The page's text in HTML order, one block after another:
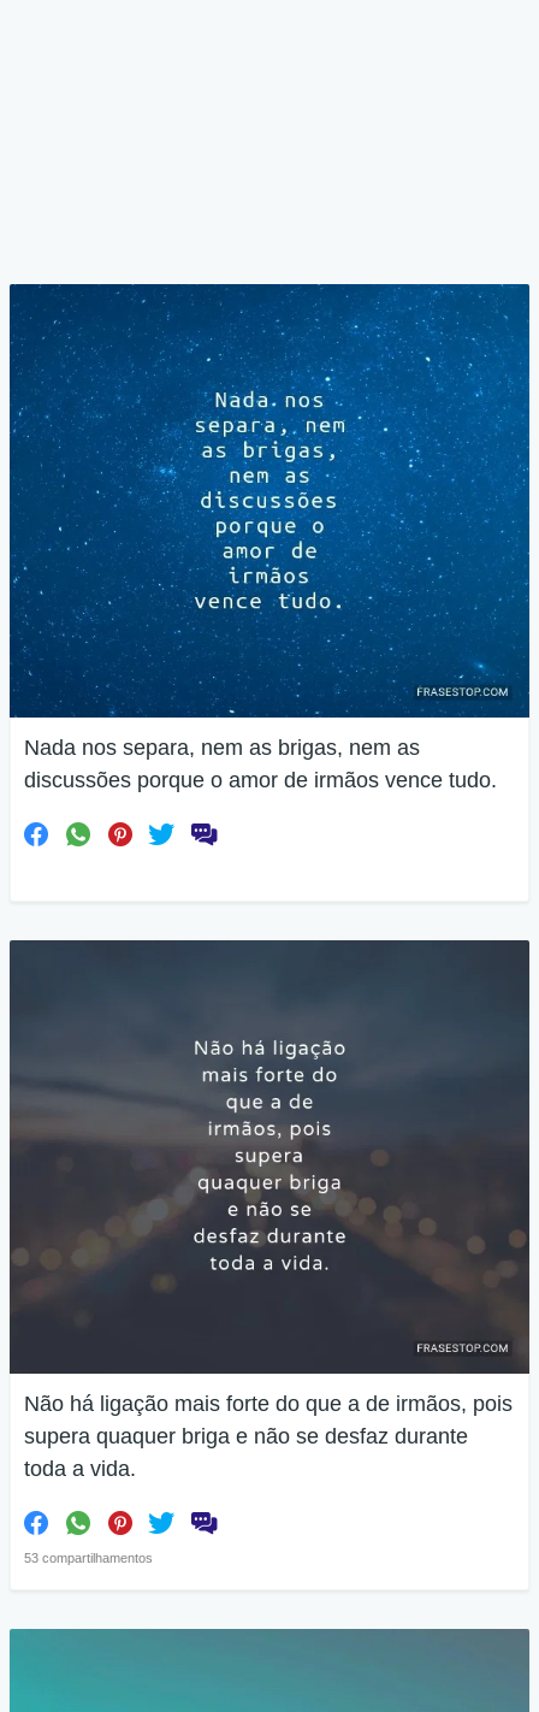
Nada nos separa, nem as brigas, nem as
discussões porque o amor de irmãos vence tudo.
Não há ligação mais forte do que a de irmãos, pois
supera quaquer briga e não se desfaz durante
toda a vida.
53 compartilhamentos